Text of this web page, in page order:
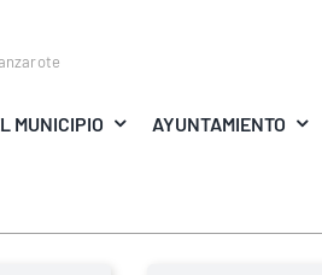
MUNICIPIO AYUNTAMIENTO